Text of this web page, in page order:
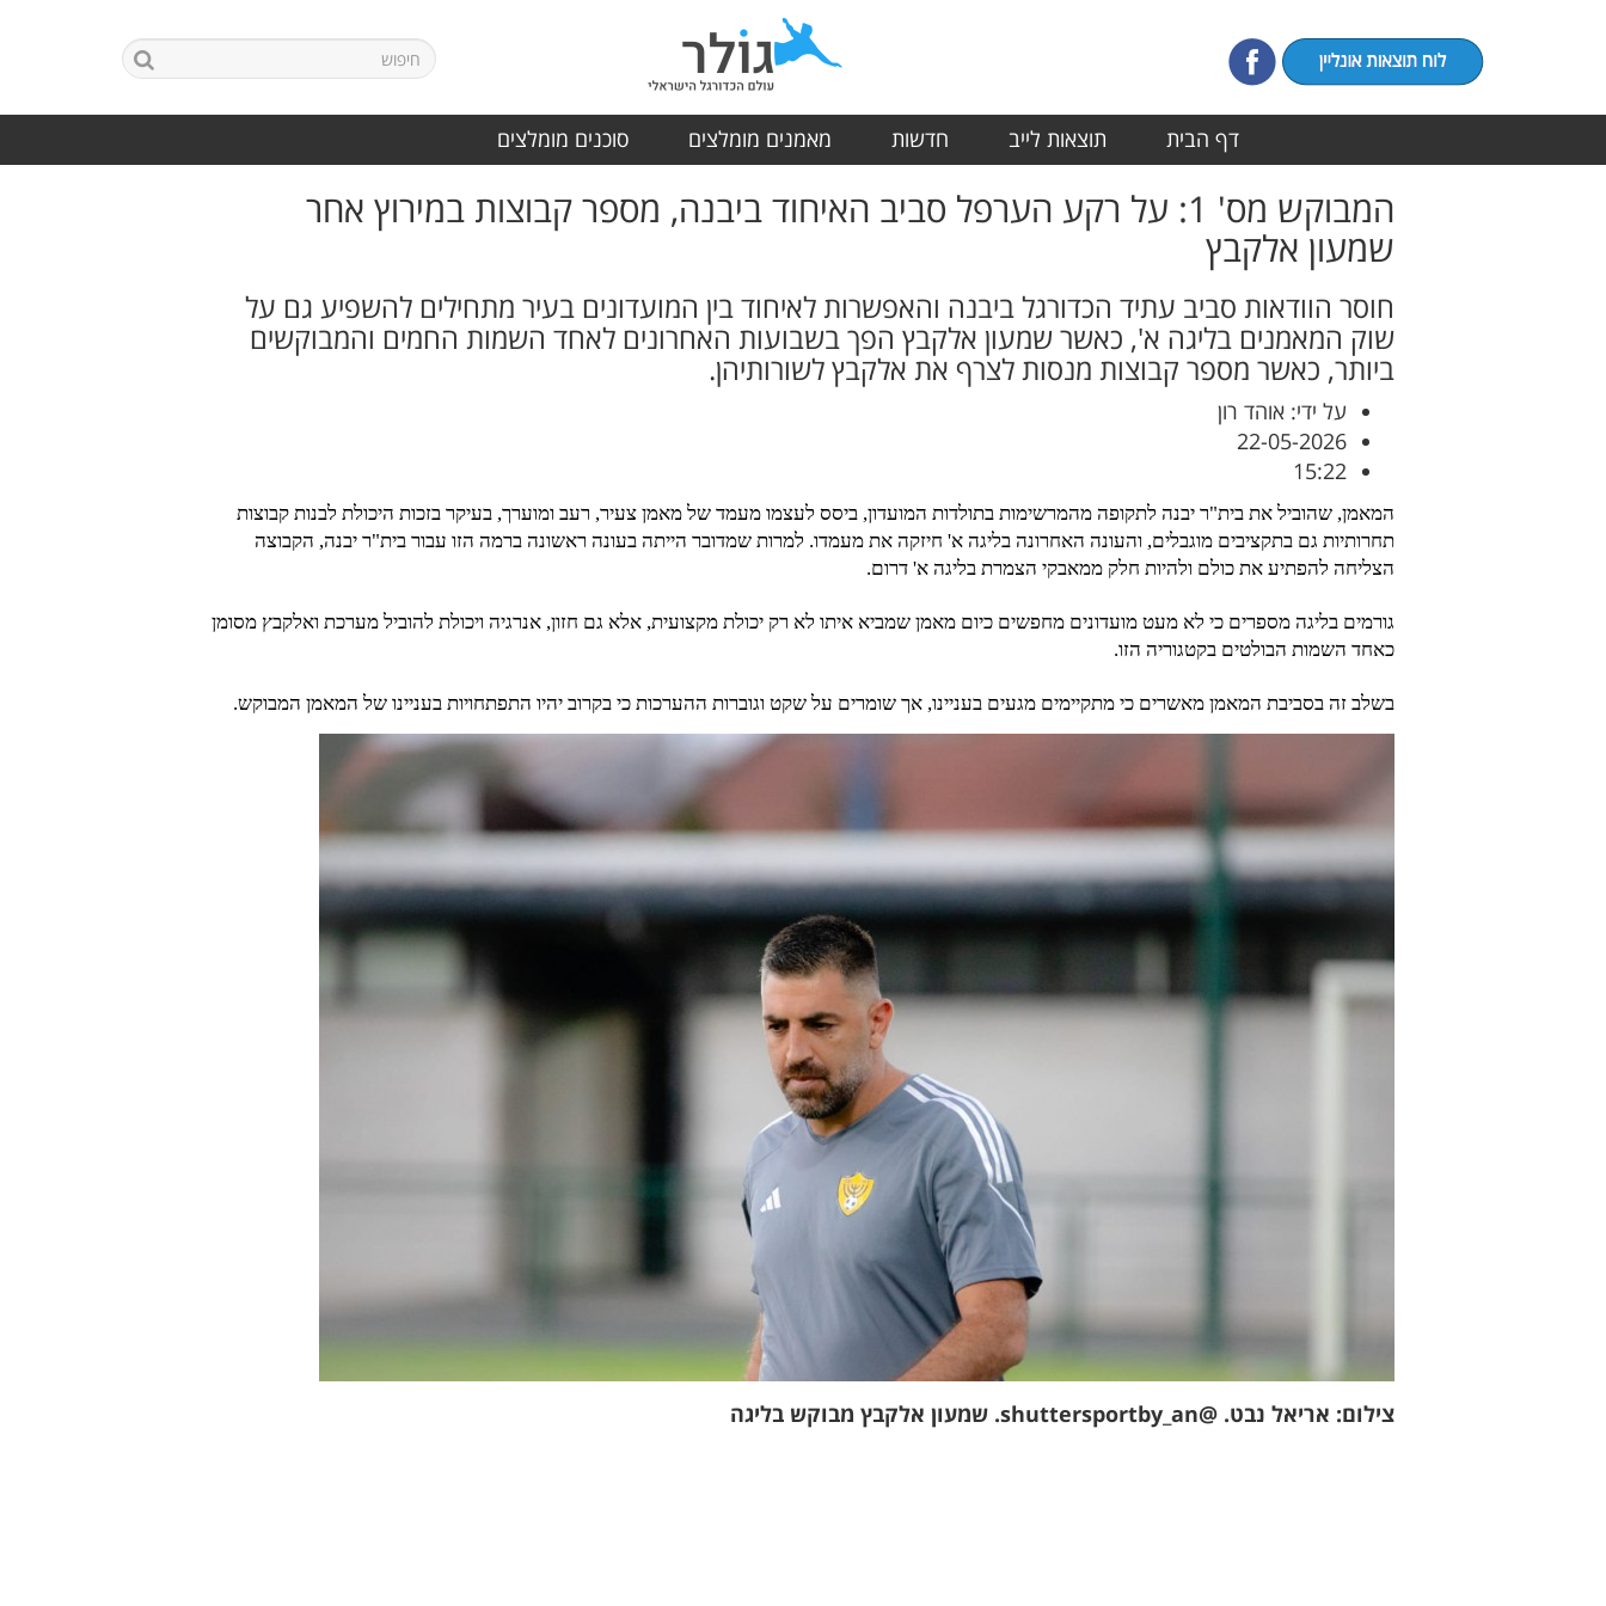
דף הבית תוצאות לייב חדשות מאמנים מומלצים סוכנים מומלצים
המבוקש מס' 1: על רקע הערפל סביב האיחוד ביבנה, מספר קבוצות במירוץ אחר
שמעון אלקבץ
חוסר הוודאות סביב עתיד הכדורגל ביבנה והאפשרות לאיחוד בין המועדונים בעיר מתחילים להשפיע גם על
שוק המאמנים בליגה א', כאשר שמעון אלקבץ הפך בשבועות האחרונים לאחד השמות החמים והמבוקשים
ביותר, כאשר מספר קבוצות מנסות לצרף את אלקבץ לשורותיהן.
על ידי: אוהד רון
22-05-2026
15:22
המאמן, שהוביל את בית"ר יבנה לתקופה מהמרשימות בתולדות המועדון, ביסס לעצמו מעמד של מאמן צעיר, רעב ומוערך, בעיקר בזכות היכולת לבנות קבוצות
תחרותיות גם בתקציבים מוגבלים, והעונה האחרונה בליגה א' חיזקה את מעמדו. למרות שמדובר הייתה בעונה ראשונה ברמה הזו עבור בית"ר יבנה, הקבוצה
הצליחה להפתיע את כולם ולהיות חלק ממאבקי הצמרת בליגה א' דרום.
גורמים בליגה מספרים כי לא מעט מועדונים מחפשים כיום מאמן שמביא איתו לא רק יכולת מקצועית, אלא גם חזון, אנרגיה ויכולת להוביל מערכת ואלקבץ מסומן
כאחד השמות הבולטים בקטגוריה הזו.
בשלב זה בסביבת המאמן מאשרים כי מתקיימים מגעים בעניינו, אך שומרים על שקט וגוברות ההערכות כי בקרוב יהיו התפתחויות בעניינו של המאמן המבוקש.
צילום: אריאל נבט. @shuttersportby_an. שמעון אלקבץ מבוקש בליגה